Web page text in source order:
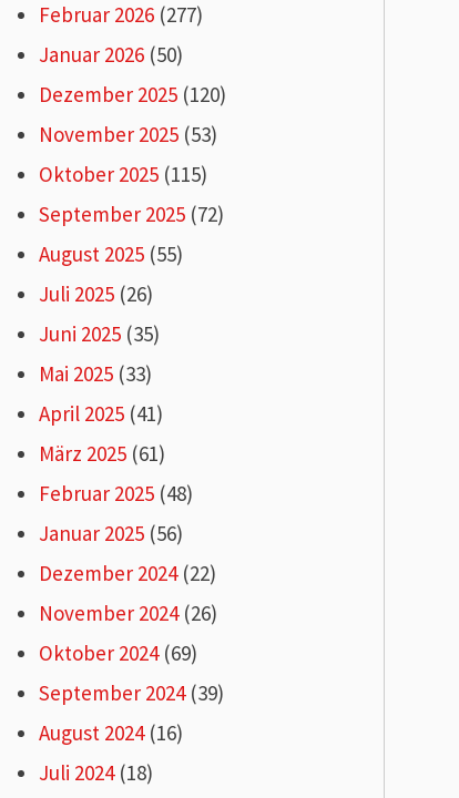
Februar 2026(277)
Januar 2026(50)
Dezember 2025(120)
November 2025(53)
Oktober 2025(115)
September 2025(72)
August 2025(55)
Juli 2025(26)
Juni 2025(35)
Mai 2025(33)
April 2025(41)
März 2025(61)
Februar 2025(48)
Januar 2025(56)
Dezember 2024(22)
November 2024(26)
Oktober 2024(69)
September 2024(39)
August 2024(16)
Juli 2024(18)